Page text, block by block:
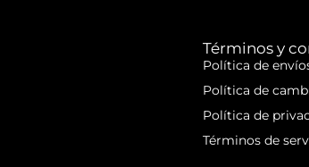
Términos y
Política de
Política de
Política de
Términos de